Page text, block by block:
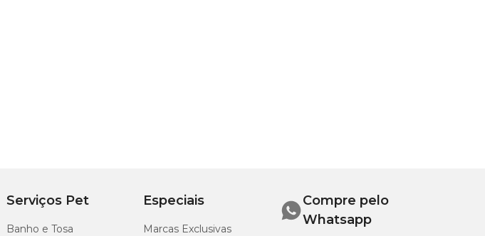
Serviços Pet
Banho e Tosa
Especiais
Marcas Exclusivas
Compre pelo
Whatsapp